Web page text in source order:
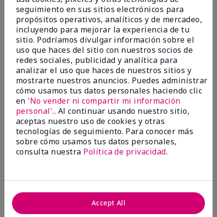
Marcar esta opinión
5
Satisfied
EnviadoHace 3 meses
por Keyrone
deLaBelle, FL
Evaluado en
marykay.com/en-us/
Since using MK products, my skin hasn't been as oily.
I've received compliments that my complexion has
Tyre, for introducing me to these products!
seguimiento en sus sitios electrónicos para
propósitos operativos, analíticos y de mercadeo,
incluyendo para mejorar la experiencia de tu
sitio. Podríamos divulgar información sobre el
uso que haces del sitio con nuestros socios de
redes sociales, publicidad y analítica para
analizar el uso que haces de nuestros sitios y
mostrarte nuestros anuncios. Puedes administrar
cómo usamos tus datos personales haciendo clic
en 'No vender ni compartir mi información
personal'.. Al continuar usando nuestro sitio,
aceptas nuestro uso de cookies y otras
tecnologías de seguimiento. Para conocer más
sobre cómo usamos tus datos personales,
consulta nuestra Política de privacidad.
Accept All